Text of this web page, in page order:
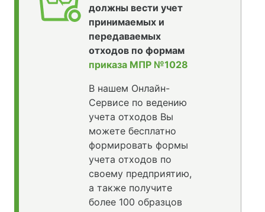
должны вести учет
принимаемых и
передаваемых
отходов по формам
приказа МПР №1028
В нашем Онлайн-
Сервисе по ведению
учета отходов Вы
можете бесплатно
формировать формы
учета отходов по
своему предприятию,
а также получите
более 100 образцов